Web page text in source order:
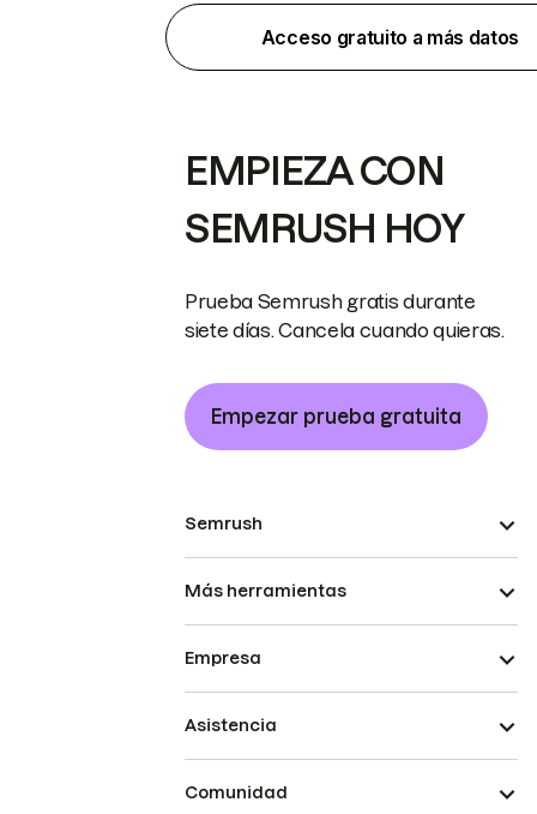
Acceso gratuito a más datos
EMPIEZA CON
SEMRUSH HOY
Prueba Semrush gratis durante
siete días. Cancela cuando quieras.
Empezar prueba gratuita
Semrush
Más herramientas
Empresa
Asistencia
Comunidad